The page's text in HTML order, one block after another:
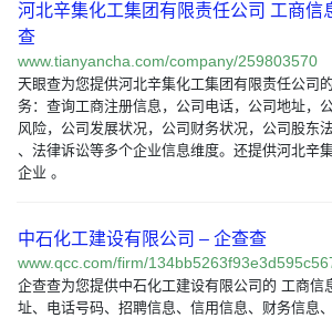
河北辛集化工集团有限责任公司 工商信
查
www.tianyancha.com/company/259803570
天眼查为您提供河北辛集化工集团有限责任公司
务：查询工商注册信息，公司电话，公司地址，
风险，公司发展状况，公司财务状况，公司股东法
、法律诉讼等多个企业信息维度。还提供河北辛
企业 。
中石化工建设有限公司 – 企查查
www.qcc.com/firm/
企查查为您提供中石化工建设有限公司的 工商信
址、电话号码、招聘信息、信用信息、财务信息